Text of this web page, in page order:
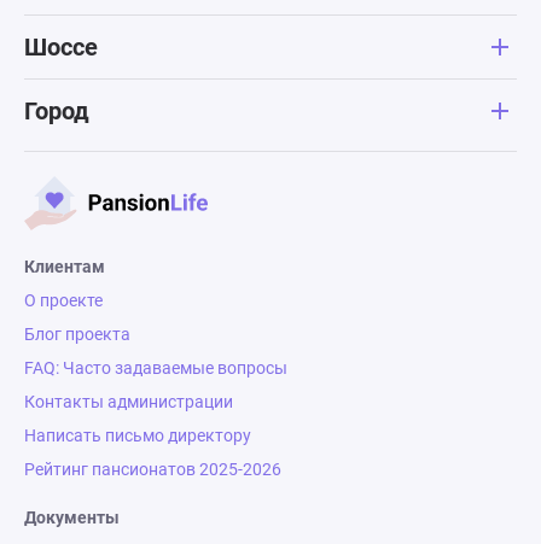
Шоссе
Город
Клиентам
О проекте
Блог проекта
FAQ: Часто задаваемые вопросы
Контакты администрации
Написать письмо директору
Рейтинг пансионатов 2025-2026
Документы